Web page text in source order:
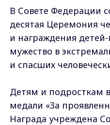
В Совете Федерации
десятая Церемония
и награждения
мужество в
и спасших
Детям и подросткам
медали «За
Награда учреждена